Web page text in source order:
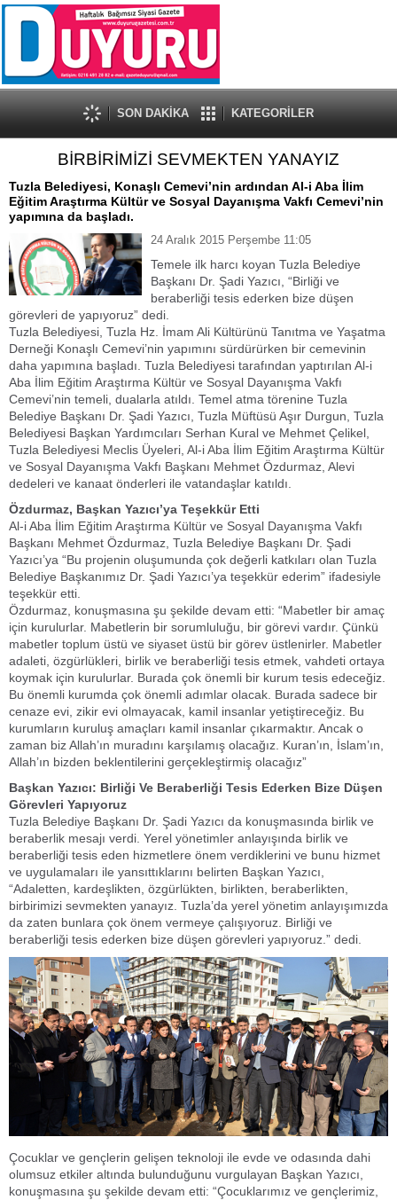
SON DAKİKA KATEGORİLER
BİRBİRİMİZİ SEVMEKTEN YANAYIZ
Tuzla Belediyesi, Konaşlı Cemevi’nin ardından Al-i Aba İlim
Eğitim Araştırma Kültür ve Sosyal Dayanışma Vakfı Cemevi’nin
yapımına da başladı.
24 Aralık 2015 Perşembe 11:05
Temele ilk harcı koyan Tuzla Belediye
Başkanı Dr. Şadi Yazıcı, “Birliği ve
beraberliği tesis ederken bize düşen
görevleri de yapıyoruz” dedi.
Tuzla Belediyesi, Tuzla Hz. İmam Ali Kültürünü Tanıtma ve Yaşatma
Derneği Konaşlı Cemevi’nin yapımını sürdürürken bir cemevinin
daha yapımına başladı. Tuzla Belediyesi tarafından yaptırılan Al-i
Aba İlim Eğitim Araştırma Kültür ve Sosyal Dayanışma Vakfı
Cemevi’nin temeli, dualarla atıldı. Temel atma törenine Tuzla
Belediye Başkanı Dr. Şadi Yazıcı, Tuzla Müftüsü Aşır Durgun, Tuzla
Belediyesi Başkan Yardımcıları Serhan Kural ve Mehmet Çelikel,
Tuzla Belediyesi Meclis Üyeleri, Al-i Aba İlim Eğitim Araştırma Kültür
ve Sosyal Dayanışma Vakfı Başkanı Mehmet Özdurmaz, Alevi
dedeleri ve kanaat önderleri ile vatandaşlar katıldı.
Özdurmaz, Başkan Yazıcı’ya Teşekkür Etti
Al-i Aba İlim Eğitim Araştırma Kültür ve Sosyal Dayanışma Vakfı
Başkanı Mehmet Özdurmaz, Tuzla Belediye Başkanı Dr. Şadi
Yazıcı’ya “Bu projenin oluşumunda çok değerli katkıları olan Tuzla
Belediye Başkanımız Dr. Şadi Yazıcı’ya teşekkür ederim” ifadesiyle
teşekkür etti.
Özdurmaz, konuşmasına şu şekilde devam etti: “Mabetler bir amaç
için kurulurlar. Mabetlerin bir sorumluluğu, bir görevi vardır. Çünkü
mabetler toplum üstü ve siyaset üstü bir görev üstlenirler. Mabetler
adaleti, özgürlükleri, birlik ve beraberliği tesis etmek, vahdeti ortaya
koymak için kurulurlar. Burada çok önemli bir kurum tesis edeceğiz.
Bu önemli kurumda çok önemli adımlar olacak. Burada sadece bir
cenaze evi, zikir evi olmayacak, kamil insanlar yetiştireceğiz. Bu
kurumların kuruluş amaçları kamil insanlar çıkarmaktır. Ancak o
zaman biz Allah’ın muradını karşılamış olacağız. Kuran’ın, İslam’ın,
Allah’ın bizden beklentilerini gerçekleştirmiş olacağız”
Başkan Yazıcı: Birliği Ve Beraberliği Tesis Ederken Bize Düşen
Görevleri Yapıyoruz
Tuzla Belediye Başkanı Dr. Şadi Yazıcı da konuşmasında birlik ve
beraberlik mesajı verdi. Yerel yönetimler anlayışında birlik ve
beraberliği tesis eden hizmetlere önem verdiklerini ve bunu hizmet
ve uygulamaları ile yansıttıklarını belirten Başkan Yazıcı,
“Adaletten, kardeşlikten, özgürlükten, birlikten, beraberlikten,
birbirimizi sevmekten yanayız. Tuzla’da yerel yönetim anlayışımızda
da zaten bunlara çok önem vermeye çalışıyoruz. Birliği ve
beraberliği tesis ederken bize düşen görevleri yapıyoruz.” dedi.
Çocuklar ve gençlerin gelişen teknoloji ile evde ve odasında dahi
olumsuz etkiler altında bulunduğunu vurgulayan Başkan Yazıcı,
konuşmasına şu şekilde devam etti: “Çocuklarımız ve gençlerimiz,